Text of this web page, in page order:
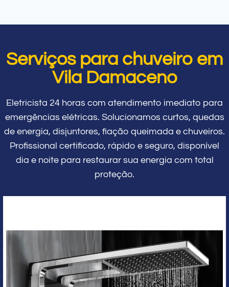
Serviços para chuveiro em
Vila Damaceno
Eletricista 24 horas com atendimento imediato para
emergências elétricas. Solucionamos curtos, quedas
de energia, disjuntores, fiação queimada e chuveiros.
Profissional certificado, rápido e seguro, disponível
dia e noite para restaurar sua energia com total
proteção.